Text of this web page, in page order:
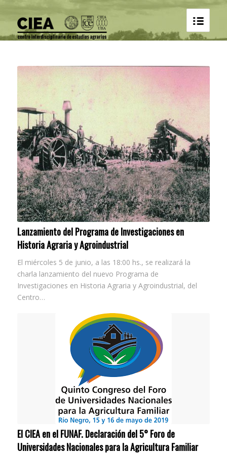
Lanzamiento del Programa de Investigaciones en
Historia Agraria y Agroindustrial
El miércoles 5 de junio, a las 18:00 hs., se realizará la
charla lanzamiento del nuevo Programa de
Investigaciones en Historia Agraria y Agroindustrial, del
Centro…
El CIEA en el FUNAF. Declaración del 5° Foro de
Universidades Nacionales para la Agricultura Familiar